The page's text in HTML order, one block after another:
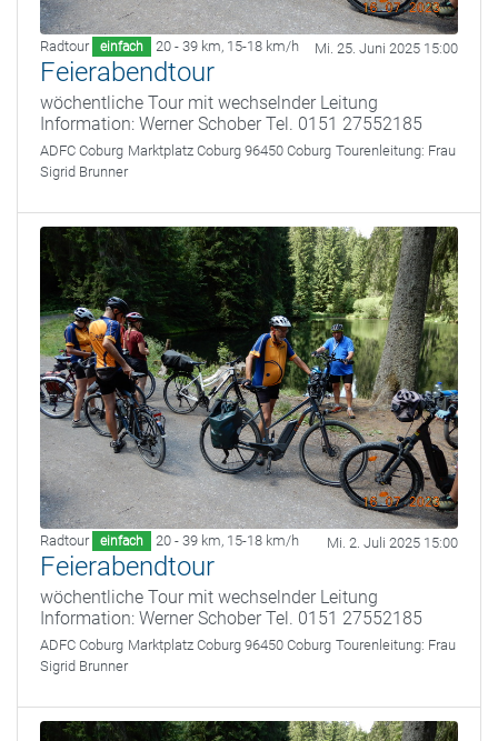
Radtour einfach 20 - 39 km, 15-18 km/h Mi. 25. Juni 2025 15:00
Feierabendtour
wöchentliche Tour mit wechselnder Leitung
Information: Werner Schober Tel. 0151 27552185
ADFC Coburg Marktplatz Coburg 96450 Coburg Tourenleitung: Frau
Sigrid Brunner
Radtour einfach 20 - 39 km, 15-18 km/h Mi. 2. Juli 2025 15:00
Feierabendtour
wöchentliche Tour mit wechselnder Leitung
Information: Werner Schober Tel. 0151 27552185
ADFC Coburg Marktplatz Coburg 96450 Coburg Tourenleitung: Frau
Sigrid Brunner